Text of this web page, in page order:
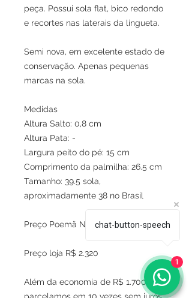
peça. Possui sola flat, bico redondo
e recortes nas laterais da lingueta.
Semi nova, em excelente estado de
conservação. Apenas pequenas
marcas na sola.
Medidas
Altura Salto: 0,8 cm
Altura Pata: -
Largura peito do pé: 15 cm
Comprimento da palmilha: 26.5 cm
Tamanho: 39.5 sola,
aproximadamente 38 no Brasil
Preço Poemä Noire R$620
Preço loja R$ 2.320
Além da economia de R$ 1.700
chat-button-speech
1